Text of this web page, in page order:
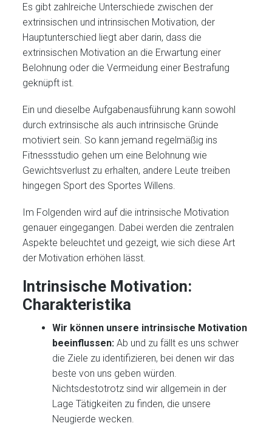
Es gibt zahlreiche Unterschiede zwischen der
extrinsischen und intrinsischen Motivation, der
Hauptunterschied liegt aber darin, dass die
extrinsischen Motivation an die Erwartung einer
Belohnung oder die Vermeidung einer Bestrafung
geknüpft ist.
Ein und dieselbe Aufgabenausführung kann sowohl
durch extrinsische als auch intrinsische Gründe
motiviert sein. So kann jemand regelmäßig ins
Fitnessstudio gehen um eine Belohnung wie
Gewichtsverlust zu erhalten, andere Leute treiben
hingegen Sport des Sportes Willens.
Im Folgenden wird auf die intrinsische Motivation
genauer eingegangen. Dabei werden die zentralen
Aspekte beleuchtet und gezeigt, wie sich diese Art
der Motivation erhöhen lässt.
Intrinsische Motivation:
Charakteristika
Wir können unsere intrinsische Motivation
beeinflussen:Ab und zu fällt es uns schwer
die Ziele zu identifizieren, bei denen wir das
beste von uns geben würden.
Nichtsdestotrotz sind wir allgemein in der
Lage Tätigkeiten zu finden, die unsere
Neugierde wecken.